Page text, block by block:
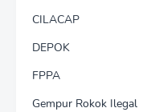
CILACAP
DEPOK
FPPA
Gempur Rokok Ilegal